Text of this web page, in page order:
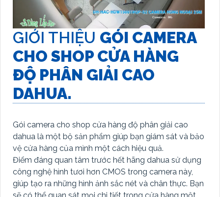
GIỚI THIỆU GÓI CAMERA
CHO SHOP CỬA HÀNG
ĐỘ PHÂN GIẢI CAO
DAHUA.
Gói camera cho shop cửa hàng độ phân giải cao
dahua là một bộ sản phẩm giúp bạn giám sát và bảo
vệ cửa hàng của mình một cách hiệu quả.
Điểm đáng quan tâm trước hết hãng dahua sử dụng
công nghệ hình tươi hơn CMOS trong camera này,
giúp tạo ra những hình ảnh sắc nét và chân thực. Bạn